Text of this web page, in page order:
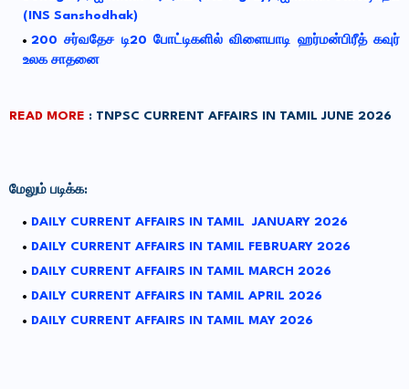
(INS Sanshodhak)
200 சர்வதேச டி20 போட்டிகளில் விளையாடி ஹர்மன்பிரீத் கவுர்
உலக சாதனை
READ MORE : TNPSC CURRENT AFFAIRS IN TAMIL JUNE 2026
மேலும் படிக்க:
DAILY CURRENT AFFAIRS IN TAMIL JANUARY 2026
DAILY CURRENT AFFAIRS IN TAMIL FEBRUARY 2026
DAILY CURRENT AFFAIRS IN TAMIL MARCH 2026
DAILY CURRENT AFFAIRS IN TAMIL APRIL 2026
DAILY CURRENT AFFAIRS IN TAMIL MAY 2026